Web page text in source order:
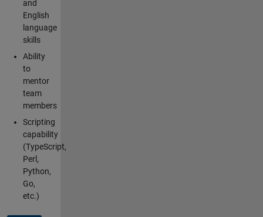
and
English
language
skills
Ability
to
mentor
team
members
Scripting
capability
(TypeScript,
Perl,
Python,
Go,
etc.)